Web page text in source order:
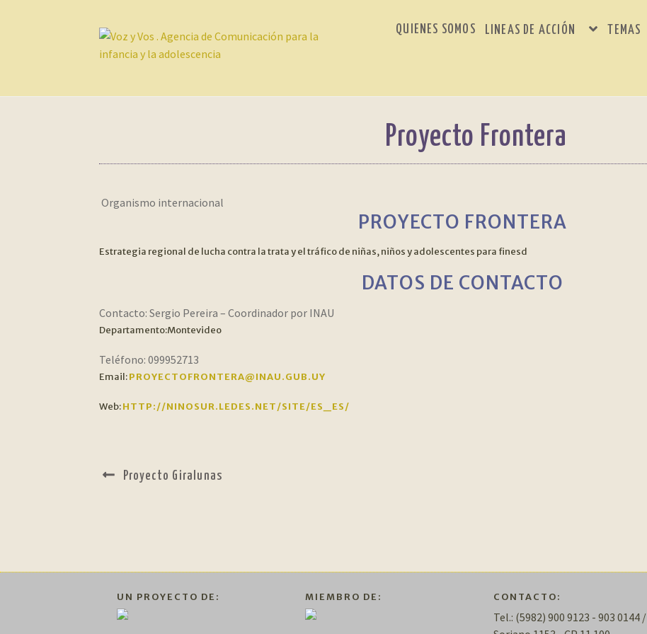
Ir
la
Ir
contenido
QUIENES SOMOS LINEAS DE ACCIÓN TEMAS
Proyecto Frontera
Organismo internacional
PROYECTO FRONTERA
Estrategia regional de lucha contra la trata y el tráfico de niñas, niños y adolescentes para finesd
DATOS DE CONTACTO
Contacto: Sergio Pereira – Coordinador por INAU
Departamento:Montevideo
Teléfono: 099952713
Email:PROYECTOFRONTERA@INAU.GUB.UY
Web:HTTP://NINOSUR.LEDES.NET/SITE/ES_ES/
NAVEGACIÓN
Anterior:
Proyecto Giralunas
UN PROYECTO DE: MIEMBRO DE: CONTACTO:
Tel.: (5982) 900 9123 - 903 0144 /